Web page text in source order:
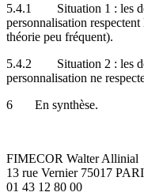
5.4.1 Situation 1 : les
personnalisation
théorie peu fréquent).
5.4.2 Situation 2 : les
personnalisation ne
6 En synthèse.
FIMECOR Walter Allinial
13 rue Vernier 75017
01 43 12 80 00